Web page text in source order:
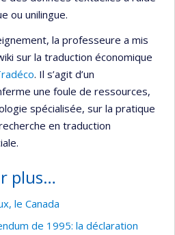
ou unilingue.
la professeure a mis
sur la traduction économique
. Il s’agit d’un
une foule de ressources,
spécialisée, sur la pratique
en traduction
plus…
le Canada
de 1995: la déclaration